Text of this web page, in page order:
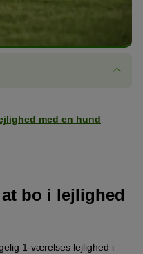
med en hund
bo i lejlighed
1-værelses lejlighed i